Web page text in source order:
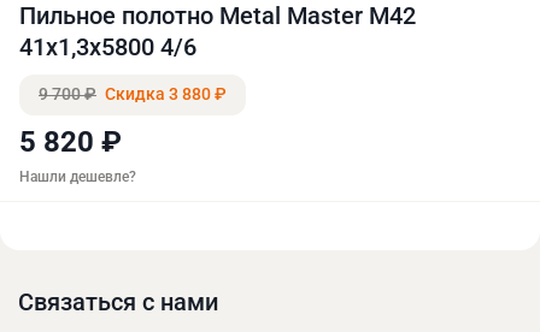
Пильное полотно Metal Master M42
41х1,3х5800 4/6
9 700 ₽ Скидка 3 880 ₽
5 820 ₽
Нашли дешевле?
Связаться с нами